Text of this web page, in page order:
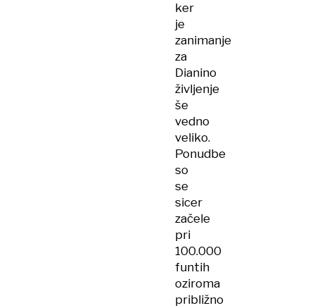
ker
je
zanimanje
za
Dianino
življenje
še
vedno
veliko.
Ponudbe
so
se
sicer
začele
pri
100.000
funtih
oziroma
približno